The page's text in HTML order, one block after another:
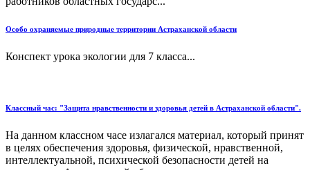
Особо охраняемые природные территории Астраханской области
Конспект урока экологии для 7 класса...
Классный час: "Защита нравственности и здоровья детей в Астраханской области".
На данном классном часе излагался материал, который принят
в целях обеспечения здоровья, физической, нравственной,
интеллектуальной, психической безопасности детей на